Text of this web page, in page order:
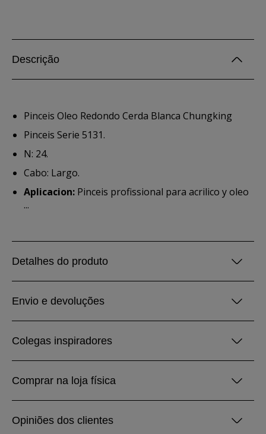
Descrição
Pinceis Oleo Redondo Cerda Blanca Chungking
Pinceis Serie 5131.
N: 24.
Cabo: Largo.
Aplicacion: Pinceis profissional para acrilico y oleo
...
Detalhes do produto
Envio e devoluções
Colegas inspiradores
Comprar na loja física
Opiniões dos clientes